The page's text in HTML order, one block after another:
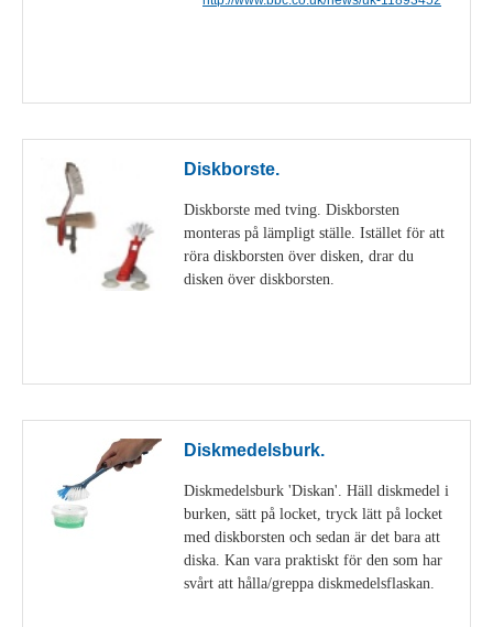
Diskborste.
Diskborste med tving. Diskborsten
monteras på lämpligt ställe. Istället för att
röra diskborsten över disken, drar du
disken över diskborsten.
Diskmedelsburk.
Diskmedelsburk 'Diskan'. Häll diskmedel i
burken, sätt på locket, tryck lätt på locket
med diskborsten och sedan är det bara att
diska. Kan vara praktiskt för den som har
svårt att hålla/greppa diskmedelsflaskan.